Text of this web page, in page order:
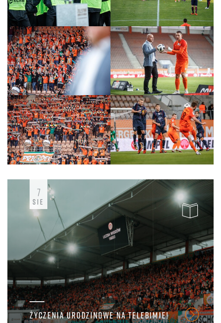
ŻYCZENIA URODZINOWE NA TELEBIMIE!
7
SIE